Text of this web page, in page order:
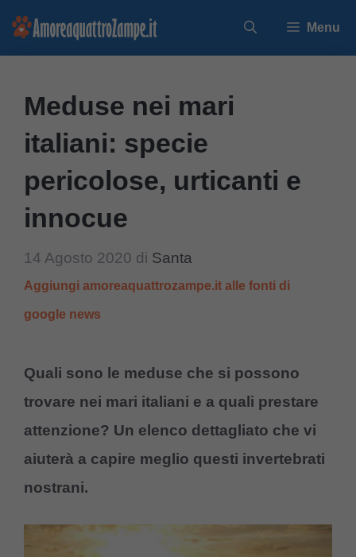
Vai
Menu
Meduse nei mari
italiani: specie
pericolose, urticanti e
innocue
14 Agosto 2020 di Santa
Aggiungi amoreaquattrozampe.it alle fonti di
google news
Quali sono le meduse che si possono
trovare nei mari italiani e a quali prestare
attenzione? Un elenco dettagliato che vi
aiuterà a capire meglio questi invertebrati
nostrani.